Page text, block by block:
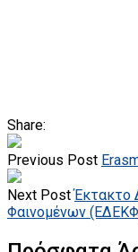
Share:
Previous Post
Next Post Έκτακτο
Φαινομένων